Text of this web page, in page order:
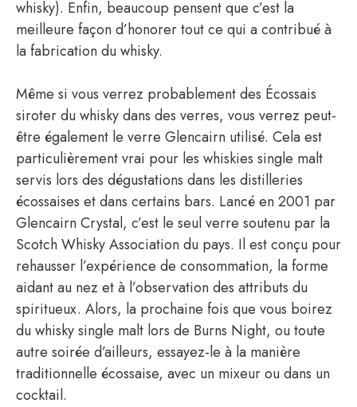
whisky). Enfin, beaucoup pensent que c’est la
meilleure façon d’honorer tout ce qui a contribué à
la fabrication du whisky.
Même si vous verrez probablement des Écossais
siroter du whisky dans des verres, vous verrez peut-
être également le verre Glencairn utilisé. Cela est
particulièrement vrai pour les whiskies single malt
servis lors des dégustations dans les distilleries
écossaises et dans certains bars. Lancé en 2001 par
Glencairn Crystal, c’est le seul verre soutenu par la
Scotch Whisky Association du pays. Il est conçu pour
rehausser l’expérience de consommation, la forme
aidant au nez et à l’observation des attributs du
spiritueux. Alors, la prochaine fois que vous boirez
du whisky single malt lors de Burns Night, ou toute
autre soirée d’ailleurs, essayez-le à la manière
traditionnelle écossaise, avec un mixeur ou dans un
cocktail.